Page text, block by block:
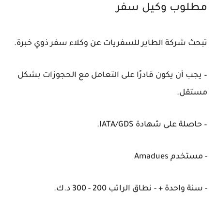
مطلوب وكيل سفر
تبحث شركة الطاير للسفريات عن وكلاء سفر ذوي خبرة.
– يجب أن يكون قادرًا على التعامل مع الحجوزات بشكل
مستقل.
– حاصلة على شهادة IATA/GDS.
- مستخدم Amadues
- سنة واحدة + - نطاق الراتب 200 - 300 د.ك.